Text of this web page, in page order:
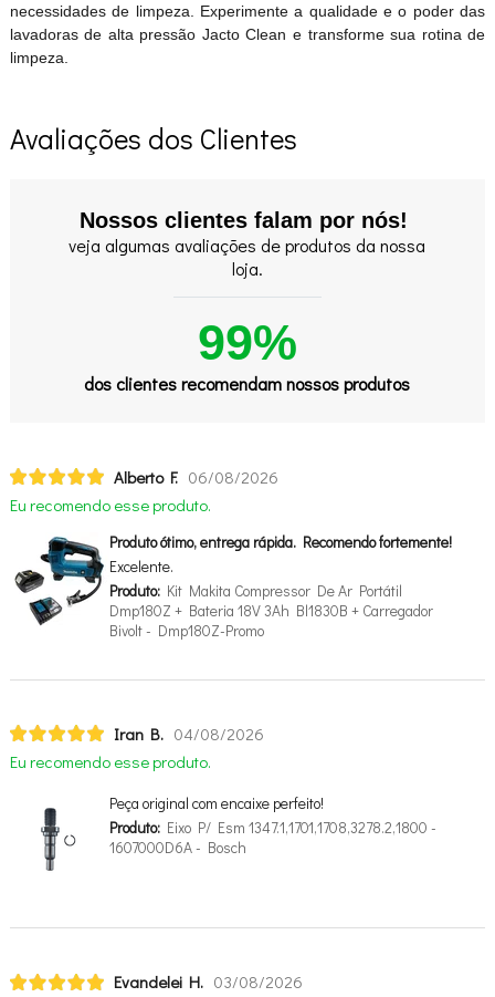
necessidades de limpeza. Experimente a qualidade e o poder das
lavadoras de alta pressão Jacto Clean e transforme sua rotina de
limpeza.
Avaliações dos Clientes
Nossos clientes falam por nós!
veja algumas avaliações de produtos da nossa
loja.
99%
dos clientes recomendam nossos produtos
Alberto F. 06/08/2026
Eu recomendo esse produto.
Produto ótimo, entrega rápida. Recomendo fortemente!
Excelente.
Produto:Kit Makita Compressor De Ar Portátil
Dmp180Z + Bateria 18V 3Ah Bl1830B + Carregador
Bivolt - Dmp180Z-Promo
Iran B. 04/08/2026
Eu recomendo esse produto.
Peça original com encaixe perfeito!
Produto:Eixo P/ Esm 1347.1,1701,1708,3278.2,1800 -
1607000D6A - Bosch
Evandelei H. 03/08/2026